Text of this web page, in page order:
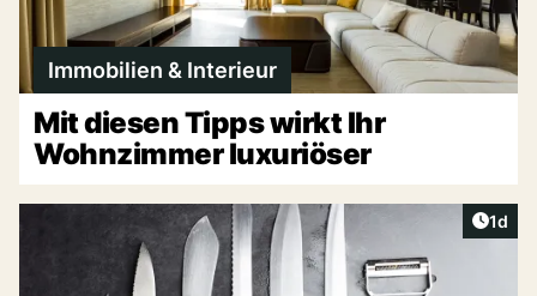
Immobilien & Interieur
Mit diesen Tipps wirkt Ihr
Wohnzimmer luxuriöser
1d